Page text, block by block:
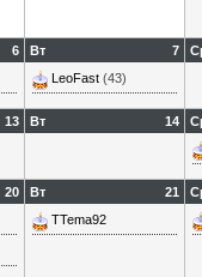
6 7
Вт
LeoFast (43)
13 14
Вт
20 21
Вт
TTema92